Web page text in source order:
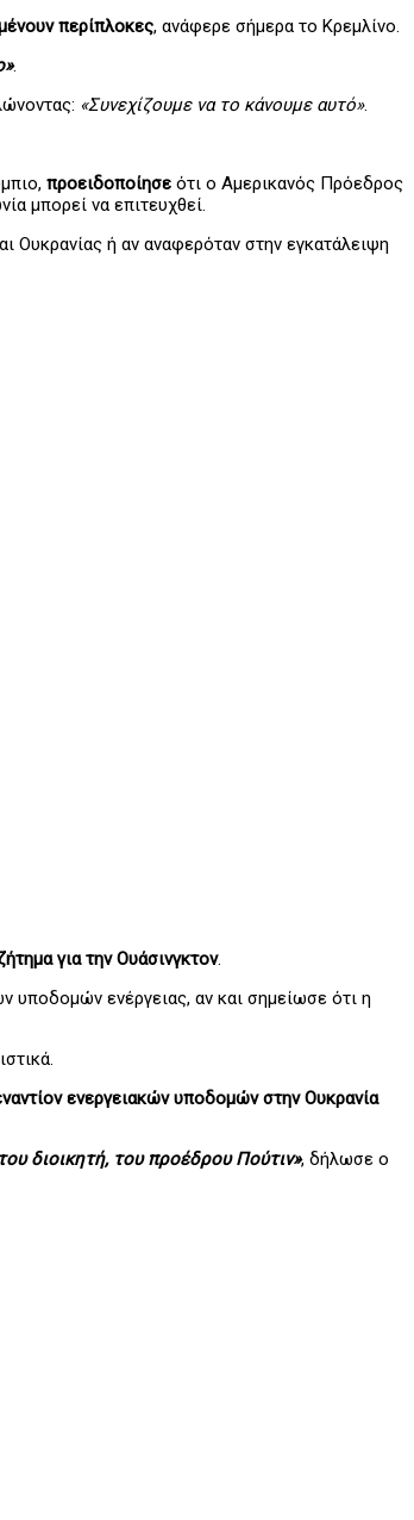
περίπλοκες, ανάφερε σήμερα το Κρεμλίνο.
.
«Συνεχίζουμε να το κάνουμε αυτό».
προειδοποίησε ότι ο Αμερικανός Πρόεδρος
μπορεί να επιτευχθεί.
Ουκρανίας ή αν αναφερόταν στην εγκατάλειψη
για την Ουάσινγκτον.
υποδομών ενέργειας, αν και σημείωσε ότι η
ενεργειακών υποδομών στην Ουκρανία
διοικητή, του προέδρου Πούτιν», δήλωσε ο